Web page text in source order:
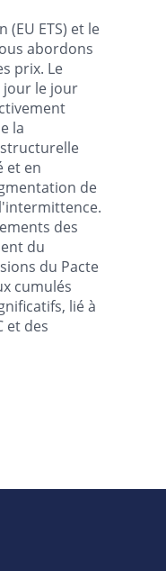
ETS) et le
abordons
prix. Le
jour le jour
la
et en
de
des
du
du Pacte
cumulés
lié à
et des